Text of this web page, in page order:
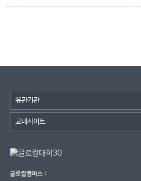
글로컬캠퍼스 :